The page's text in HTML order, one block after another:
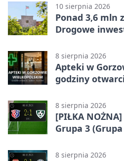
10 sierpnia 2026
Ponad 3,6 mln
Drogowe
8 sierpnia 2026
Apteki w
godziny
8 sierpnia 2026
[PIŁKA
Grupa 3
8 sierpnia 2026